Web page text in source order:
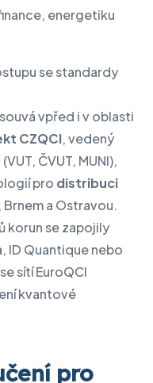
energetiku
se standardy
vpřed i v oblasti
CZQCI, vedený
(VUT, ČVUT, MUNI),
pro distribuci
Brnem a Ostravou.
korun se zapojily
ID Quantique nebo
sítí EuroQCI
kvantové
pro